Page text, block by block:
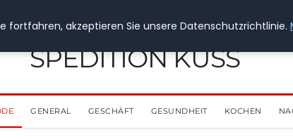
SPEDITION KUSS
GENERAL GESCHÄFT GESUNDHEIT KOCHEN
fortfahren, akzeptieren Sie unsere Datenschutzrichtlinie.